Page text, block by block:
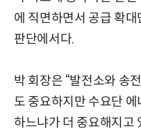
에 직면하면서 공급 확
판단에서다.
박 회장은 “발전소와 송
도 중요하지만 수요단
하느냐가 더 중요해지고